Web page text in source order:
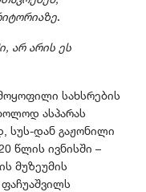
.
არ არის ეს
სახსრების
ასპარას
სუს-დან გაჟონილი
წლის ივნისში –
მუზეუმის